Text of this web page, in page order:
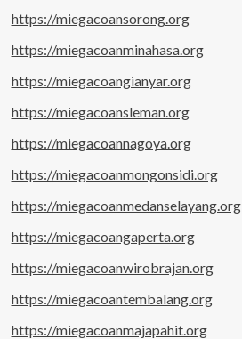
https://miegacoansorong.org
https://miegacoanminahasa.org
https://miegacoangianyar.org
https://miegacoansleman.org
https://miegacoannagoya.org
https://miegacoanmongonsidi.org
https://miegacoanmedanselayang.org
https://miegacoangaperta.org
https://miegacoanwirobrajan.org
https://miegacoantembalang.org
https://miegacoanmajapahit.org